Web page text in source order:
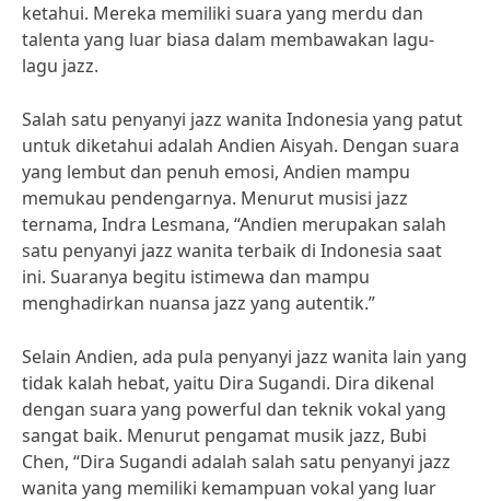
ketahui. Mereka memiliki suara yang merdu dan
talenta yang luar biasa dalam membawakan lagu-
lagu jazz.
Salah satu penyanyi jazz wanita Indonesia yang patut
untuk diketahui adalah Andien Aisyah. Dengan suara
yang lembut dan penuh emosi, Andien mampu
memukau pendengarnya. Menurut musisi jazz
ternama, Indra Lesmana, “Andien merupakan salah
satu penyanyi jazz wanita terbaik di Indonesia saat
ini. Suaranya begitu istimewa dan mampu
menghadirkan nuansa jazz yang autentik.”
Selain Andien, ada pula penyanyi jazz wanita lain yang
tidak kalah hebat, yaitu Dira Sugandi. Dira dikenal
dengan suara yang powerful dan teknik vokal yang
sangat baik. Menurut pengamat musik jazz, Bubi
Chen, “Dira Sugandi adalah salah satu penyanyi jazz
wanita yang memiliki kemampuan vokal yang luar